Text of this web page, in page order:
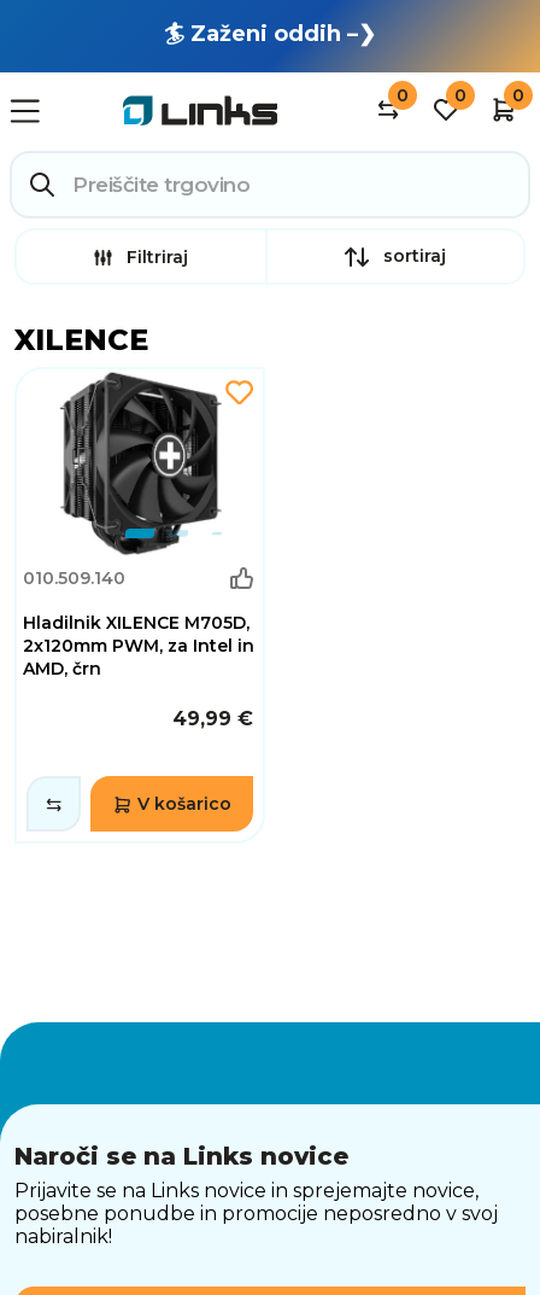
🏄 Zaženi oddih –❯
0 0 0
Filtriraj sortiraj
XILENCE
010.509.140
Hladilnik XILENCE M705D,
2x120mm PWM, za Intel in
AMD, črn
49,99 €
V košarico
Naroči se na Links novice
Prijavite se na Links novice in sprejemajte novice,
posebne ponudbe in promocije neposredno v svoj
nabiralnik!